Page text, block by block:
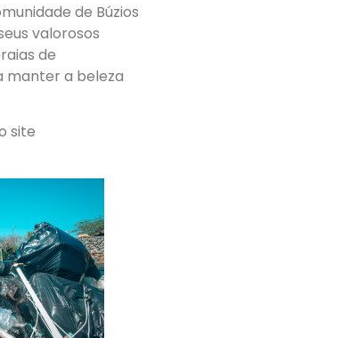
de Búzios
valorosos
de
manter a beleza
site